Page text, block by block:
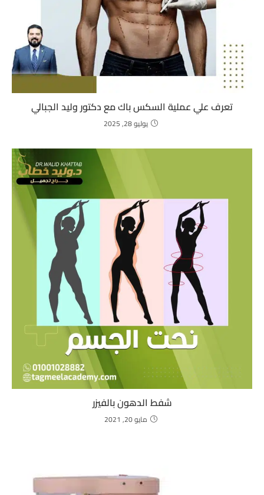
تعرف علي عملية السكس باك مع دكتور وليد الجبالي
يوليو 28, 2025
شفط الدهون بالفيزر
مايو 20, 2021